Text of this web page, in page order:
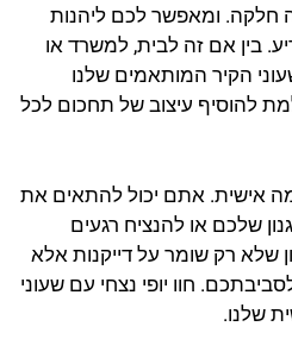
חלקה. ומאפשר לכם ליהנות
בין אם זה לבית, למשרד או
הקיר המותאמים שלנו
להוסיף עיצוב של תחכום לכל
אישית. אתם יכול להתאים את
שלכם או להנציח רגעים
שלא רק שומר על דייקנות אלא
חוו יופי נצחי עם שעוני
שלנו.